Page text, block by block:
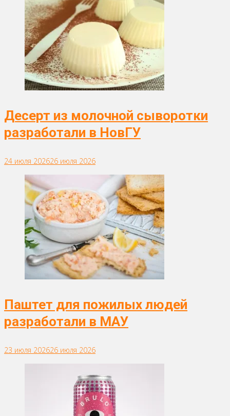
Десерт из молочной сыворотки
разработали в НовГУ
24 июля 202626 июля 2026
Паштет для пожилых людей
разработали в МАУ
23 июля 202626 июля 2026